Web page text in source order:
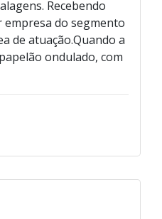
Recebendo
empresa do segmento
de atuação.Quando a
ondulado, com